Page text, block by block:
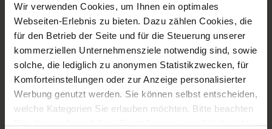
Wir verwenden Cookies, um Ihnen ein optimales
Webseiten-Erlebnis zu bieten. Dazu zählen Cookies, die
für den Betrieb der Seite und für die Steuerung unserer
kommerziellen Unternehmensziele notwendig sind, sowie
solche, die lediglich zu anonymen Statistikzwecken, für
Komforteinstellungen oder zur Anzeige personalisierter
Werbung genutzt werden. Sie können selbst entscheiden,
welche Kategorien Sie erlauben möchten. Bitte beachten
Sie, dass aufgrund Ihrer Einstellungen, womöglich nicht
Fingerprintreader: Nein
Zustand: Gebraucht
Datenspeicher: 250 GB SSD
Arbeitsspeicher: 8 GB DDR4